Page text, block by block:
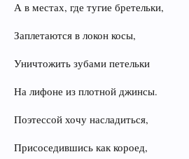
А в местах, где тугие бретельки,
Заплетаются в локон косы,
Уничтожить зубами петельки
На лифоне из плотной джинсы.
Поэтессой хочу насладиться,
Присоседившись как короед,